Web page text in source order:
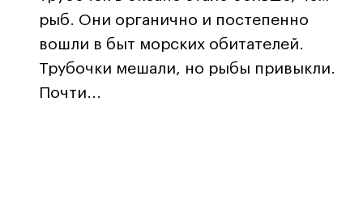
рыб. Они органично и постепенно
вошли в быт морских обитателей.
Трубочки мешали, но рыбы привыкли.
Почти...